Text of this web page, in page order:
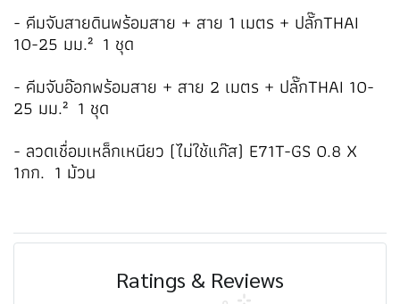
- คีมจับสายดินพร้อมสาย + สาย 1 เมตร + ปลั๊กTHAI
10-25 มม.² 1 ชุด
- คีมจับอ๊อกพร้อมสาย + สาย 2 เมตร + ปลั๊กTHAI 10-
25 มม.² 1 ชุด
- ลวดเชื่อมเหล็กเหนียว (ไม่ใช้แก๊ส) E71T-GS 0.8 X
1กก. 1 ม้วน
Ratings & Reviews